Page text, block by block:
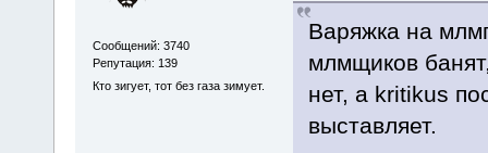
Сообщений: 3740
Репутация: 139
Кто зигует, тот без газа зимует.
Варяжка на
млмщиков
нет, а kritikus
выставляет.